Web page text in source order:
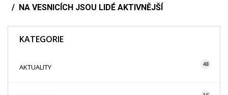
NA VESNICÍCH JSOU LIDÉ AKTIVNĚJŠÍ
KATEGORIE
AKTUALITY 48